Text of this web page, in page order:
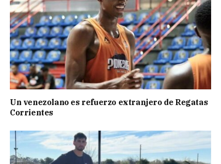
Un venezolano es refuerzo extranjero de Regatas
Corrientes